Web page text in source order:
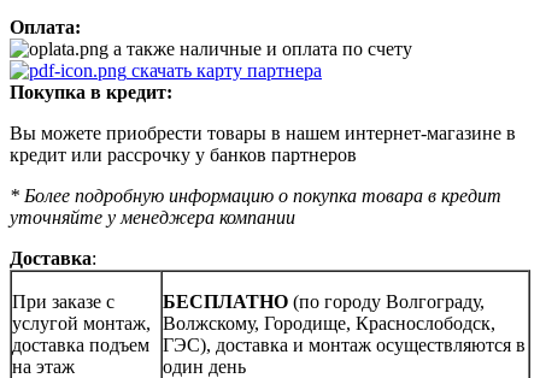
Оплата:
а также наличные и оплата по счету
скачать карту партнера
Покупка в кредит:
Вы можете приобрести товары в нашем интернет-магазине в
кредит или рассрочку у банков партнеров
* Более подробную информацию о покупка товара в кредит
уточняйте у менеджера компании
Доставка:
При заказе с
услугой монтаж,
доставка подъем
на этаж
БЕСПЛАТНО (по городу Волгограду,
Волжскому, Городище, Краснослободск,
ГЭС), доставка и монтаж осуществляются в
один день